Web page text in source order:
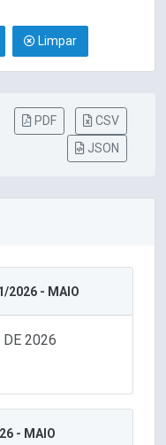
Limpar
PDF
CSV
JSON
2026 - MAIO
DE 2026
- MAIO